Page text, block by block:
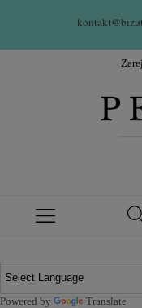
Powered by Translate